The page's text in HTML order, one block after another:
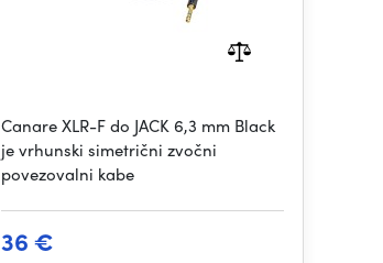
Canare XLR-F do JACK 6,3 mm Black
je vrhunski simetrični zvočni
povezovalni kabe
36 €